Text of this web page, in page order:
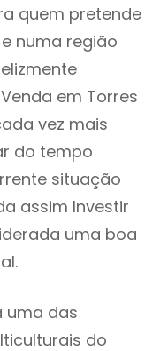
quem pretende
numa região
em Torres
vez mais
do tempo
situação
assim Investir
uma boa
uma das
do